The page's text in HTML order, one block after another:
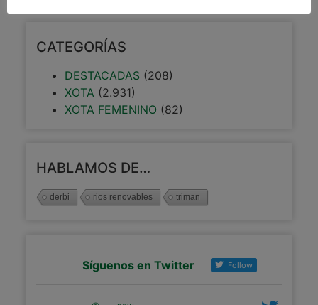
CATEGORÍAS
DESTACADAS (208)
XOTA (2.931)
XOTA FEMENINO (82)
HABLAMOS DE…
derbi rios renovables triman
Síguenos en Twitter Follow